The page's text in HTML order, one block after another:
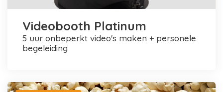
Videobooth Platinum
5 uur onbeperkt video's maken + personele
begeleiding